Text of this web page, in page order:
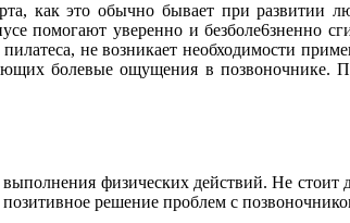
как это обычно бывает при развитии
уверенно и безболе6зненно
не возникает необходимости
болевые ощущения в позвоночнике.
физических действий. Не стоит
решение проблем с